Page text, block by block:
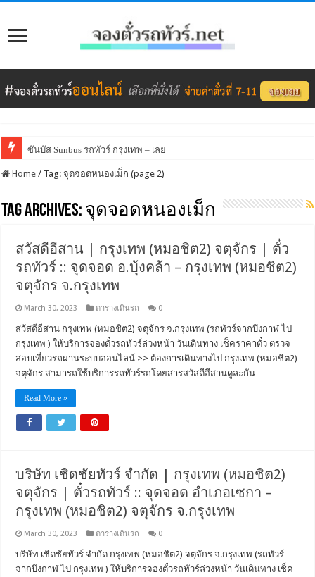
ซันบัส Sunbus รถทัวร์ กรุงเทพ – เลย
Home / Tag:จุดจอดหนองเม็ก (page 2)
Tag Archives: จุดจอดหนองเม็ก
สวัสดีอีสาน | กรุงเทพ (หมอชิต2) จตุจักร | ตั๋ว
รถทัวร์ :: จุดจอด อ.บุ้งคล้า – กรุงเทพ (หมอชิต2)
จตุจักร จ.กรุงเทพ
March 30, 2023 ตารางเดินรถ 0
สวัสดีอีสาน กรุงเทพ (หมอชิต2) จตุจักร จ.กรุงเทพ (รถทัวร์จากบึงกาฬ ไป
กรุงเทพ ) ให้บริการจองตั๋วรถทัวร์ล่วงหน้า วันเดินทาง เช็คราคาตั๋ว ตรวจ
สอบเที่ยวรถผ่านระบบออนไลน์ >> ต้องการเดินทางไป กรุงเทพ (หมอชิต2)
จตุจักร สามารถใช้บริการรถทัวร์รถโดยสารสวัสดีอีสานดูละกัน
Read More »
บริษัท เชิดชัยทัวร์ จำกัด | กรุงเทพ (หมอชิต2)
จตุจักร | ตั๋วรถทัวร์ :: จุดจอด อำเภอเซกา –
กรุงเทพ (หมอชิต2) จตุจักร จ.กรุงเทพ
March 30, 2023 ตารางเดินรถ 0
บริษัท เชิดชัยทัวร์ จำกัด กรุงเทพ (หมอชิต2) จตุจักร จ.กรุงเทพ (รถทัวร์
จากบึงกาฬ ไป กรุงเทพ ) ให้บริการจองตั๋วรถทัวร์ล่วงหน้า วันเดินทาง เช็ค